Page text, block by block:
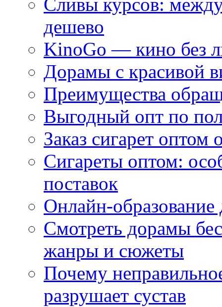
Сливы курсов:
дешево
KinoGo — кино без
Дорамы с красивой
Преимущества
Выгодный опт по
Заказ сигарет оптом
Сигареты оптом:
поставок
Онлайн-
Смотреть дорамы
жанры и сюжеты
Почему
разрушает сустав